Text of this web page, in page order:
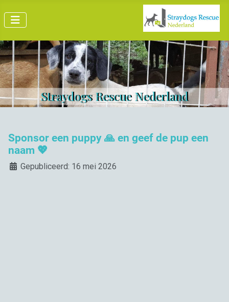
Straydogs Rescue Nederland
Sponsor een puppy 🙏 en geef de pup een
naam 💖
DetailsGepubliceerd: 16 mei 2026